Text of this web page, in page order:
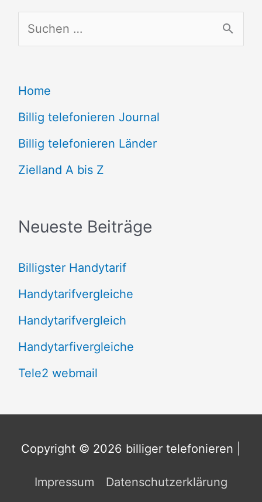
u
h
e
n
n
h
Home
Billig telefonieren Journal
Billig telefonieren Länder
Zielland A bis Z
Neueste Beiträge
Billigster Handytarif
Handytarifvergleiche
Handytarifvergleich
Handytarfivergleiche
Tele2 webmail
Copyright © 2026 billiger telefonieren
Impressum Datenschutzerklärung